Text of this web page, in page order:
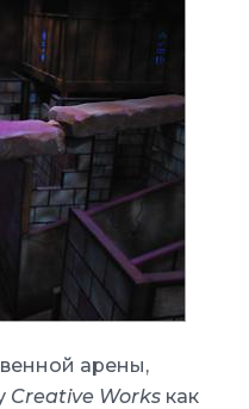
арены,
Creative Works как